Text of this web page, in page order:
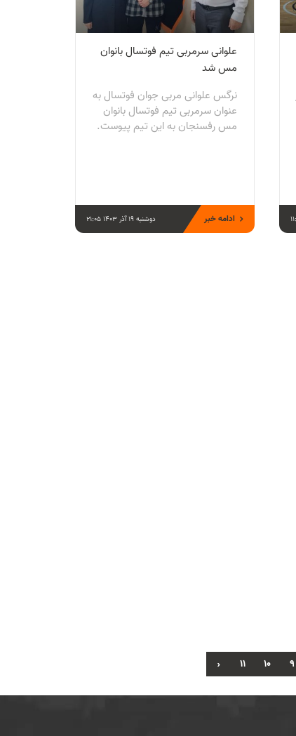
علوانی سرمربی تیم فوتسال بانوان
مس شد
نرگس علوانی مربی جوان فوتسال به
عنوان سرمربی تیم فوتسال بانوان
مس رفسنجان به این تیم پیوست.
دوشنبه 19 آذر 1403 21:05 ادامه خبر
9
10
11
›